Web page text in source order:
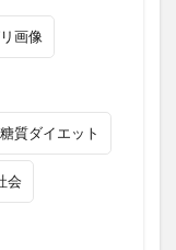
画像
質ダイエット
会